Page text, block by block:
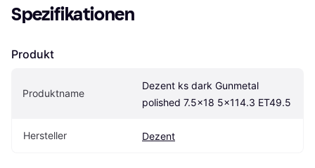
Spezifikationen
Produkt
Produktname
Dezent ks dark Gunmetal
polished 7.5x18 5x114.3 ET49.5
Hersteller Dezent